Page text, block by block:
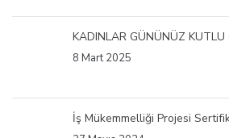
KADINLAR GÜNÜNÜZ KUTLU
8 Mart 2025
İş Mükemmelliği Projesi